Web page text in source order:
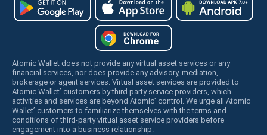
Atomic Wallet does not provide any virtual asset services or any
financial services, nor does provide any advisory, mediation,
brokerage or agent services. Virtual asset services are provided to
Atomic Wallet’ customers by third party service providers, which
activities and services are beyond Atomic’ control. We urge all Atomic
Wallet’ customers to familiarize themselves with the terms and
conditions of third-party virtual asset service providers before
engagement into a business relationship.